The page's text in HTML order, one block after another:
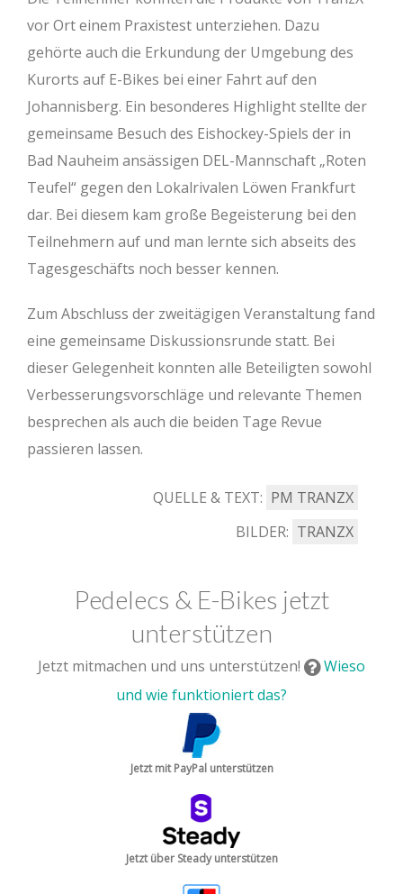
vor Ort einem Praxistest unterziehen. Dazu
gehörte auch die Erkundung der Umgebung des
Kurorts auf E-Bikes bei einer Fahrt auf den
Johannisberg. Ein besonderes Highlight stellte der
gemeinsame Besuch des Eishockey-Spiels der in
Bad Nauheim ansässigen DEL-Mannschaft „Roten
Teufel“ gegen den Lokalrivalen Löwen Frankfurt
dar. Bei diesem kam große Begeisterung bei den
Teilnehmern auf und man lernte sich abseits des
Tagesgeschäfts noch besser kennen.
Zum Abschluss der zweitägigen Veranstaltung fand
eine gemeinsame Diskussionsrunde statt. Bei
dieser Gelegenheit konnten alle Beteiligten sowohl
Verbesserungsvorschläge und relevante Themen
besprechen als auch die beiden Tage Revue
passieren lassen.
QUELLE & TEXT: PM TRANZX
BILDER: TRANZX
Pedelecs & E-Bikes jetzt
unterstützen
Jetzt mitmachen und uns unterstützen!
Wieso
und wie funktioniert das?
Jetzt mit PayPal unterstützen
Jetzt über Steady unterstützen